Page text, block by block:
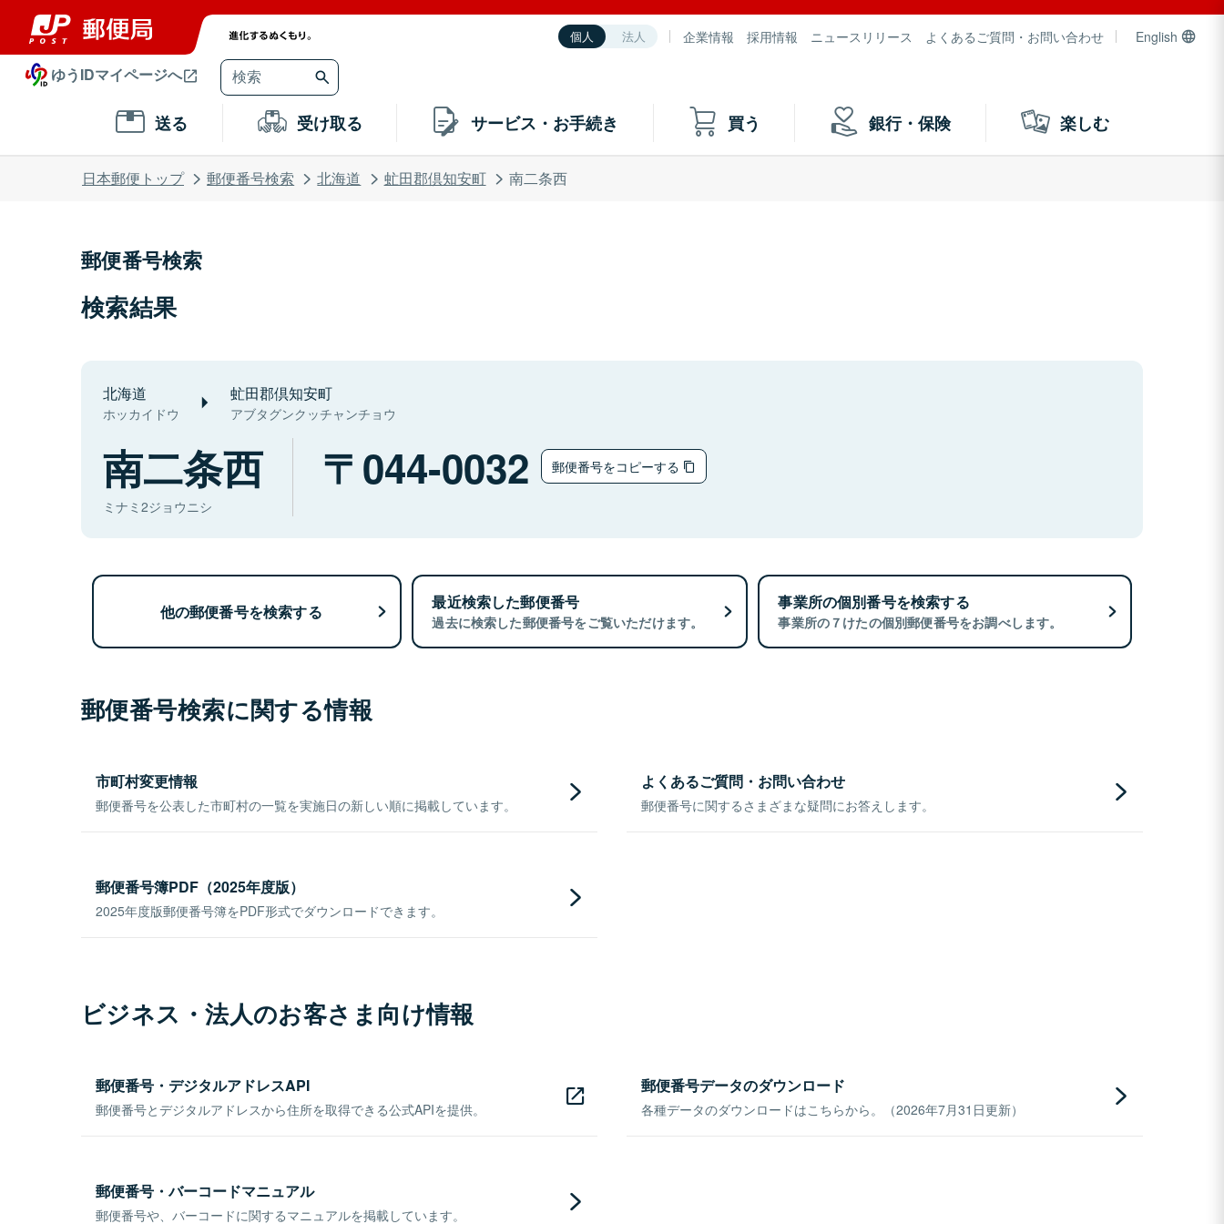
個人 法人 企業情報 採用情報 ニュースリリース よくあるご質問・お問い合わせ English
ゆうIDマイページへ
送る 受け取る サービス・お手続き 買う 銀行・保険 楽しむ
日本郵便トップ 郵便番号検索 北海道 虻田郡倶知安町 南二条西
郵便番号検索
検索結果
北海道
ホッカイドウ
虻田郡倶知安町
アブタグンクッチャンチョウ
南二条西
ミナミ2ジョウニシ
044-0032 郵便番号をコピーする
他の郵便番号を検索する 最近検索した郵便番号
過去に検索した郵便番号をご覧いただけます。
事業所の個別番号を検索する
事業所の７けたの個別郵便番号をお調べします。
郵便番号検索に関する情報
市町村変更情報
郵便番号を公表した市町村の一覧を実施日の新しい順に掲載しています。
よくあるご質問・お問い合わせ
郵便番号に関するさまざまな疑問にお答えします。
郵便番号簿PDF（2025年度版）
2025年度版郵便番号簿をPDF形式でダウンロードできます。
ビジネス・法人のお客さま向け情報
郵便番号・デジタルアドレスAPI
郵便番号とデジタルアドレスから住所を取得できる公式APIを提供。
郵便番号データのダウンロード
各種データのダウンロードはこちらから。（2026年7月31日更新）
郵便番号・バーコードマニュアル
郵便番号や、バーコードに関するマニュアルを掲載しています。